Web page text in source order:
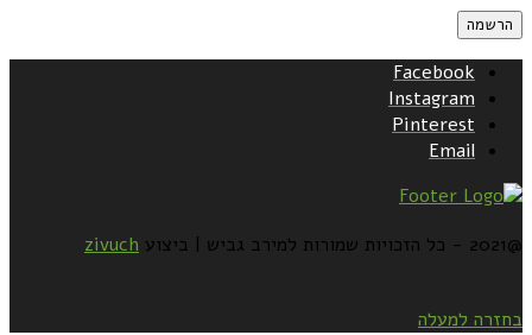
Facebook
Instagram
Pinterest
Email
@2021 - כל הזכויות שמורות למירב גביש | ביצוע zivuch
בחזרה למעלה